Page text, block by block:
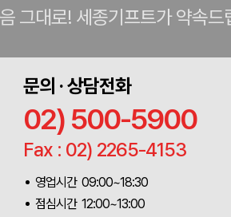
그대로! 세종기프트가 약속드
문의 · 상담전화
02) 500-5900
Fax : 02) 2265-4153
영업시간 09:00~18:30
점심시간 12:00~13:00